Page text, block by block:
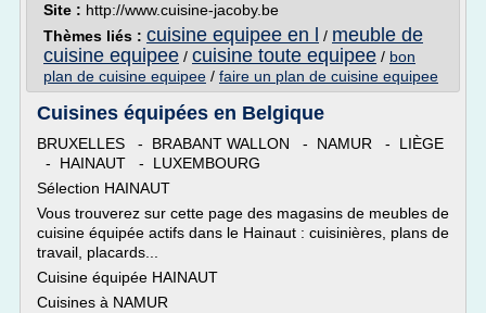
Site : http://www.cuisine-jacoby.be
Thèmes liés : cuisine equipee en l / meuble de
cuisine equipee / cuisine toute equipee / bon
plan de cuisine equipee / faire un plan de cuisine equipee
Cuisines équipées en Belgique
BRUXELLES - BRABANT WALLON - NAMUR - LIÈGE
- HAINAUT - LUXEMBOURG
Sélection HAINAUT
Vous trouverez sur cette page des magasins de meubles de
cuisine équipée actifs dans le Hainaut : cuisinières, plans de
travail, placards...
Cuisine équipée HAINAUT
Cuisines à NAMUR